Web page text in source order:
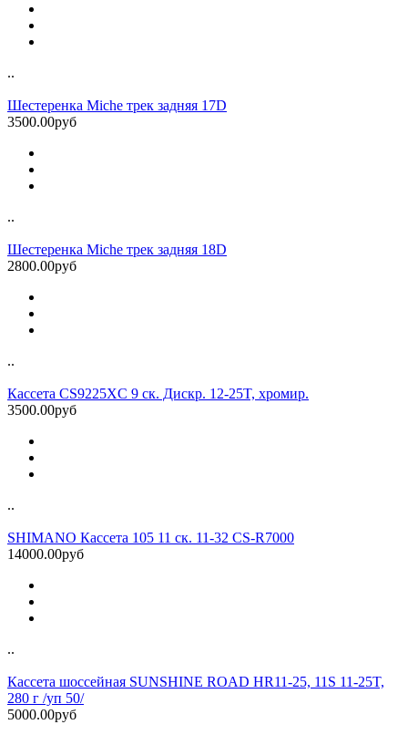
..
Шестеренка Miche трек задняя 17D
3500.00руб
..
Шестеренка Miche трек задняя 18D
2800.00руб
..
Кассета CS9225XC 9 ск. Дискр. 12-25T, хромир.
3500.00руб
..
SHIMANO Кассета 105 11 ск. 11-32 CS-R7000
14000.00руб
..
Кассета шоссейная SUNSHINE ROAD HR11-25, 11S 11-25T,
280 г /уп 50/
5000.00руб